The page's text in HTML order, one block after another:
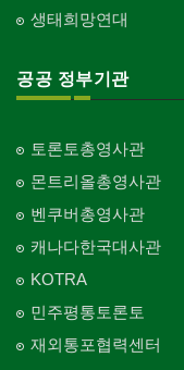
생태희망연대
공공 정부기관
토론토총영사관
몬트리올총영사관
벤쿠버총영사관
캐나다한국대사관
KOTRA
민주평통토론토
재외통포협력센터